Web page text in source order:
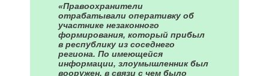
«Правоохранители
отрабатывали оперативку об
участнике незаконного
формирования, который прибыл
в республику из соседнего
региона. По имеющейся
информации, злоумышленник был
вооружен, в связи с чем было